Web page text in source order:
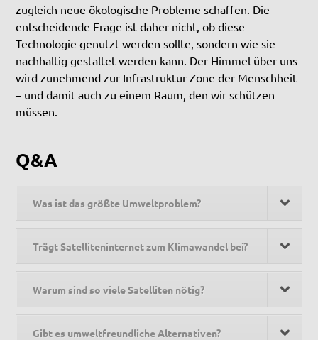
zugleich neue ökologische Probleme schaffen. Die
entscheidende Frage ist daher nicht, ob diese
Technologie genutzt werden sollte, sondern wie sie
nachhaltig gestaltet werden kann. Der Himmel über uns
wird zunehmend zur Infrastruktur Zone der Menschheit
– und damit auch zu einem Raum, den wir schützen
müssen.
Q&A
Was ist das größte Umweltproblem?
Trägt Satelliteninternet zum Klimawandel bei?
Warum sind so viele Satelliten nötig?
Gibt es umweltfreundliche Alternativen?